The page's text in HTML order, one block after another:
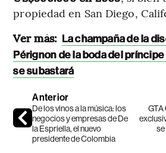
propiedad en San Diego,
Ver más: La champaña de la
Pérignon de la boda del
se subastará
Anterior
De los vinos a la música: los
negocios y empresas de De
la Espriella, el nuevo
presidente de Colombia
GTA
se